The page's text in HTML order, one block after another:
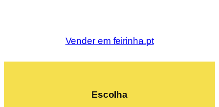
Vender em feirinha.pt
Escolha